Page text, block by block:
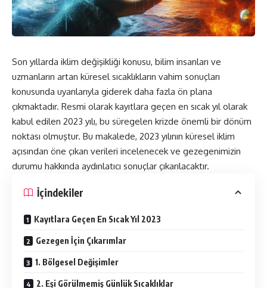
Son yıllarda iklim değişikliği konusu, bilim insanları ve
uzmanların artan küresel sıcaklıkların vahim sonuçları
konusunda uyarılarıyla giderek daha fazla ön plana
çıkmaktadır. Resmi olarak kayıtlara geçen en sıcak yıl olarak
kabul edilen 2023 yılı, bu süregelen krizde önemli bir dönüm
noktası olmuştur. Bu makalede, 2023 yılının küresel iklim
açısından öne çıkan verileri incelenecek ve gezegenimizin
durumu hakkında aydınlatıcı sonuçlar çıkarılacaktır.
İçindekiler
Kayıtlara Geçen En Sıcak Yıl 2023
Gezegen İçin Çıkarımlar
1. Bölgesel Değişimler
2. Eşi Görülmemiş Günlük Sıcaklıklar